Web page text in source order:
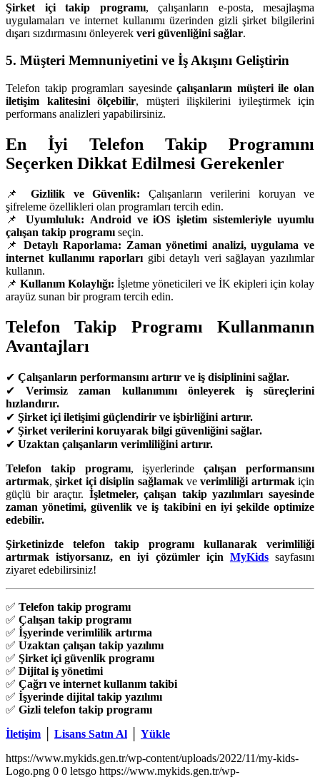
Şirket içi takip programı, çalışanların e-posta, mesajlaşma
uygulamaları ve internet kullanımı üzerinden gizli şirket bilgilerini
dışarı sızdırmasını önleyerek veri güvenliğini sağlar.
5. Müşteri Memnuniyetini ve İş Akışını Geliştirin
Telefon takip programları sayesindeçalışanların müşteri ile olan
iletişim kalitesini ölçebilir, müşteri ilişkilerini iyileştirmek için
performans analizleri yapabilirsiniz.
En İyi Telefon Takip Programını
Seçerken Dikkat Edilmesi Gerekenler
📌 Gizlilik ve Güvenlik: Çalışanların verilerini koruyan ve
şifreleme özellikleri olan programları tercih edin.
📌 Uyumluluk: Android ve iOS işletim sistemleriyle uyumlu
çalışan takip programı seçin.
📌Detaylı Raporlama: Zaman yönetimi analizi, uygulama ve
internet kullanımı raporları gibi detaylı veri sağlayan yazılımlar
kullanın.
📌 Kullanım Kolaylığı: İşletme yöneticileri ve İK ekipleri için kolay
arayüz sunan bir program tercih edin.
Telefon Takip Programı Kullanmanın
Avantajları
✔ Çalışanların performansını artırır ve iş disiplinini sağlar.
✔Verimsiz zaman kullanımını önleyerek iş süreçlerini
hızlandırır.
✔ Şirket içi iletişimi güçlendirir ve işbirliğini artırır.
✔ Şirket verilerini koruyarak bilgi güvenliğini sağlar.
✔ Uzaktan çalışanların verimliliğini artırır.
Telefon takip programı, işyerlerindeçalışan performansını
artırmak,şirket içi disiplin sağlamakveverimliliği artırmakiçin
güçlü bir araçtır. İşletmeler, çalışan takip yazılımları sayesinde
zaman yönetimi, güvenlik ve iş takibini en iyi şekilde optimize
edebilir.
Şirketinizde telefon takip programı kullanarak verimliliği
artırmak istiyorsanız, en iyi çözümler için MyKidssayfasını
ziyaret edebilirsiniz!
✅ Telefon takip programı
✅ Çalışan takip programı
✅ İşyerinde verimlilik artırma
✅ Uzaktan çalışan takip yazılımı
✅ Şirket içi güvenlik programı
✅ Dijital iş yönetimi
✅ Çağrı ve internet kullanım takibi
✅ İşyerinde dijital takip yazılımı
✅ Gizli telefon takip programı
İletişim
Lisans Satın Al
Yükle
https://www.mykids.gen.tr/wp-content/uploads/2022/11/my-kids-
Logo.png 0 0 letsgo https://www.mykids.gen.tr/wp-